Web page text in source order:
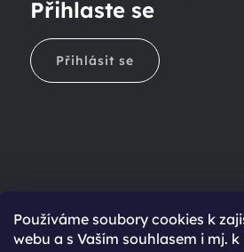
Používáme soubory cookies k
webu a s Vaším souhlasem i mj.
Přihlaste se
Přihlásit se
Ještě nemáte účet?